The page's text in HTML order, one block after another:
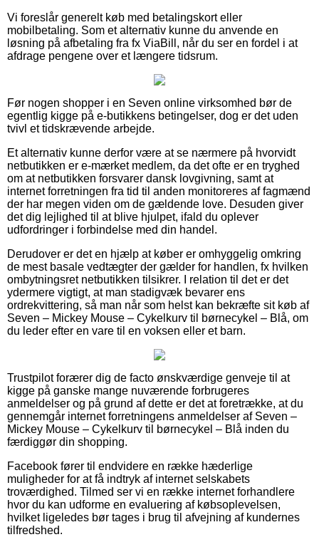
Vi foreslår generelt køb med betalingskort eller
mobilbetaling. Som et alternativ kunne du anvende en
løsning på afbetaling fra fx ViaBill, når du ser en fordel i at
afdrage pengene over et længere tidsrum.
Før nogen shopper i en Seven online virksomhed bør de
egentlig kigge på e-butikkens betingelser, dog er det uden
tvivl et tidskrævende arbejde.
Et alternativ kunne derfor være at se nærmere på hvorvidt
netbutikken er e-mærket medlem, da det ofte er en tryghed
om at netbutikken forsvarer dansk lovgivning, samt at
internet forretningen fra tid til anden monitoreres af fagmænd
der har megen viden om de gældende love. Desuden giver
det dig lejlighed til at blive hjulpet, ifald du oplever
udfordringer i forbindelse med din handel.
Derudover er det en hjælp at køber er omhyggelig omkring
de mest basale vedtægter der gælder for handlen, fx hvilken
ombytningsret netbutikken tilsikrer. I relation til det er det
ydermere vigtigt, at man stadigvæk bevarer ens
ordrekvittering, så man når som helst kan bekræfte sit køb af
Seven – Mickey Mouse – Cykelkurv til børnecykel – Blå, om
du leder efter en vare til en voksen eller et barn.
Trustpilot forærer dig de facto ønskværdige genveje til at
kigge på ganske mange nuværende forbrugeres
anmeldelser og på grund af dette er det at foretrække, at du
gennemgår internet forretningens anmeldelser af Seven –
Mickey Mouse – Cykelkurv til børnecykel – Blå inden du
færdiggør din shopping.
Facebook fører til endvidere en række hæderlige
muligheder for at få indtryk af internet selskabets
troværdighed. Tilmed ser vi en række internet forhandlere
hvor du kan udforme en evaluering af købsoplevelsen,
hvilket ligeledes bør tages i brug til afvejning af kundernes
tilfredshed.